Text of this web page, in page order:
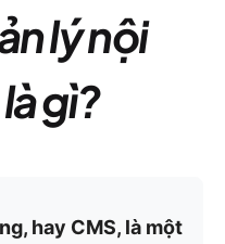
lý nội
gì?
hay CMS, là một